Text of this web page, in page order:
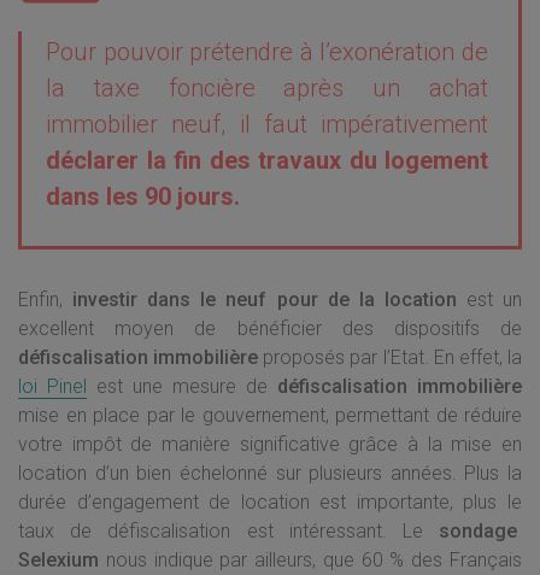
Pour pouvoir prétendre à l’exonération de
la taxe foncière après un achat
immobilier neuf, il faut impérativement
déclarer la fin des travaux du logement
dans les 90 jours.
Enfin, investir dans le neuf pour de la location est un
excellent moyen de bénéficier des dispositifs de
défiscalisation immobilière proposés par l’Etat. En effet, la
loi Pinel est une mesure de défiscalisation immobilière
mise en place par le gouvernement, permettant de réduire
votre impôt de manière significative grâce à la mise en
location d’un bien échelonné sur plusieurs années. Plus la
durée d’engagement de location est importante, plus le
taux de défiscalisation est intéressant. Le sondage
Selexium nous indique par ailleurs, que 60 % des Français